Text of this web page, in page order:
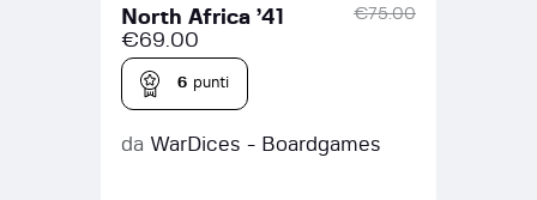
North Africa ’41 €75.00
€69.00
6 punti
da WarDices - Boardgames